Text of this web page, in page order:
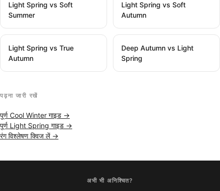
Light Spring vs Soft
Summer
Light Spring vs Soft
Autumn
Light Spring vs True
Autumn
Deep Autumn vs Light
Spring
पढ़ना जारी रखें
पूर्ण Cool Winter गाइड →
पूर्ण Light Spring गाइड →
रंग विश्लेषण क्विज लें →
अभी भी अनिश्चित?